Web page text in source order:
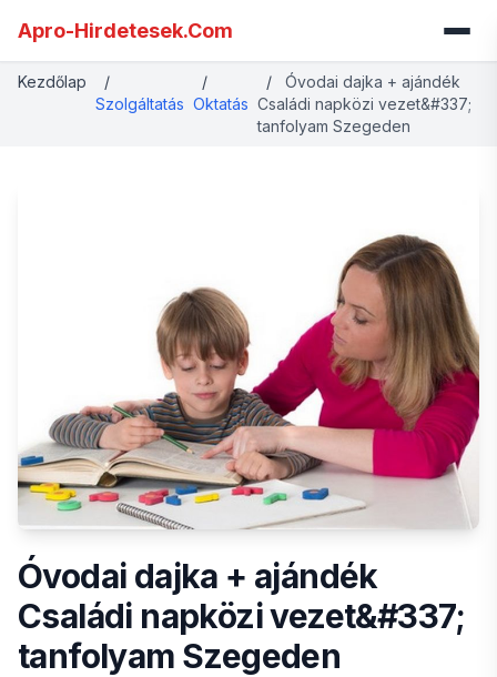
Apro-Hirdetesek.Com
Kezdőlap
/
Szolgáltatás
/
Oktatás
/
Óvodai dajka + ajándék
Családi napközi vezet&#337;
tanfolyam Szegeden
Óvodai dajka + ajándék
Családi napközi vezet&#337;
tanfolyam Szegeden